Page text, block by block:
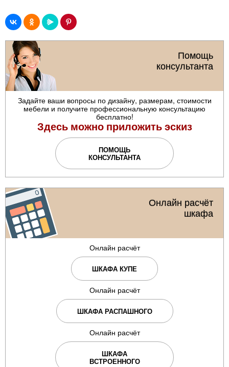
Помощь
консультанта
Задайте ваши вопросы по дизайну, размерам, стоимости
мебели и получите профессиональную консультацию
бесплатно!
Здесь можно приложить эскиз
ПОМОЩЬ
КОНСУЛЬТАНТА
Онлайн расчёт
шкафа
Онлайн расчёт
ШКАФА КУПЕ
Онлайн расчёт
ШКАФА РАСПАШНОГО
Онлайн расчёт
ШКАФА
ВСТРОЕННОГО